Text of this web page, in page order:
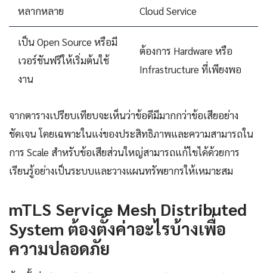
หลากหลาย
Cloud Service
เป็น Open Source หรือมี
เวอร์ชันฟรีให้เริ่มต้นใช้
งาน
ต้องการ Hardware หรือ
Infrastructure ที่เพียงพอ
จากตารางเปรียบเทียบจะเห็นว่าข้อดีมีมากกว่าข้อเสียอย่าง
ชัดเจน โดยเฉพาะในแง่ของประสิทธิภาพและความสามารถใน
การ Scale สำหรับข้อเสียส่วนใหญ่สามารถแก้ไขได้ด้วยการ
เรียนรู้อย่างเป็นระบบและวางแผนทรัพยากรให้เหมาะสม
mTLS Service Mesh Distributed
System ต้องตั้งค่าอะไรบ้างเพื่อ
ความปลอดภัย